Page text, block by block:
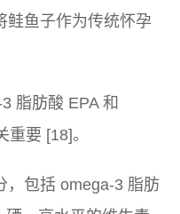
鲑鱼子作为传统怀孕
脂肪酸 EPA 和
要 [18]。
，包括 omega-3 脂肪